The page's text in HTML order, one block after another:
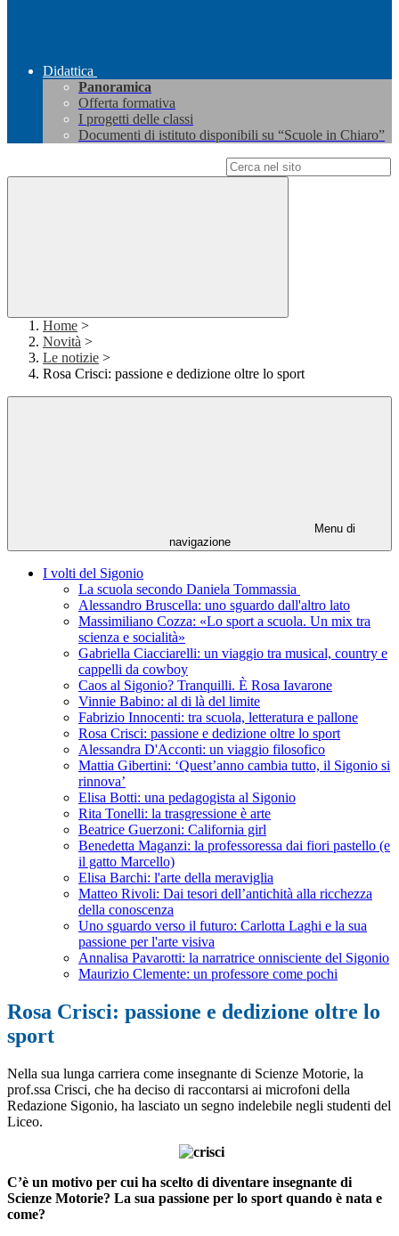
Didattica
Panoramica
Offerta formativa
I progetti delle classi
Documenti di istituto disponibili su “Scuole in Chiaro”
Home >
Novità >
Le notizie >
Rosa Crisci: passione e dedizione oltre lo sport
Menu di
navigazione
I volti del Sigonio
La scuola secondo Daniela Tommassia
Alessandro Bruscella: uno sguardo dall'altro lato
Massimiliano Cozza: «Lo sport a scuola. Un mix tra
scienza e socialità»
Gabriella Ciacciarelli: un viaggio tra musical, country e
cappelli da cowboy
Caos al Sigonio? Tranquilli. È Rosa Iavarone
Vinnie Babino: al di là del limite
Fabrizio Innocenti: tra scuola, letteratura e pallone
Rosa Crisci: passione e dedizione oltre lo sport
Alessandra D'Acconti: un viaggio filosofico
Mattia Gibertini: ‘Quest’anno cambia tutto, il Sigonio si
rinnova’
Elisa Botti: una pedagogista al Sigonio
Rita Tonelli: la trasgressione è arte
Beatrice Guerzoni: California girl
Benedetta Maganzi: la professoressa dai fiori pastello (e
il gatto Marcello)
Elisa Barchi: l'arte della meraviglia
Matteo Rivoli: Dai tesori dell’antichità alla ricchezza
della conoscenza
Uno sguardo verso il futuro: Carlotta Laghi e la sua
passione per l'arte visiva
Annalisa Pavarotti: la narratrice onnisciente del Sigonio
Maurizio Clemente: un professore come pochi
Rosa Crisci: passione e dedizione oltre lo
sport
Nella sua lunga carriera come insegnante di Scienze Motorie, la
prof.ssa Crisci, che ha deciso di raccontarsi ai microfoni della
Redazione Sigonio, ha lasciato un segno indelebile negli studenti del
Liceo.
C’è un motivo per cui ha scelto di diventare insegnante di
Scienze Motorie? La sua passione per lo sport quando è nata e
come?